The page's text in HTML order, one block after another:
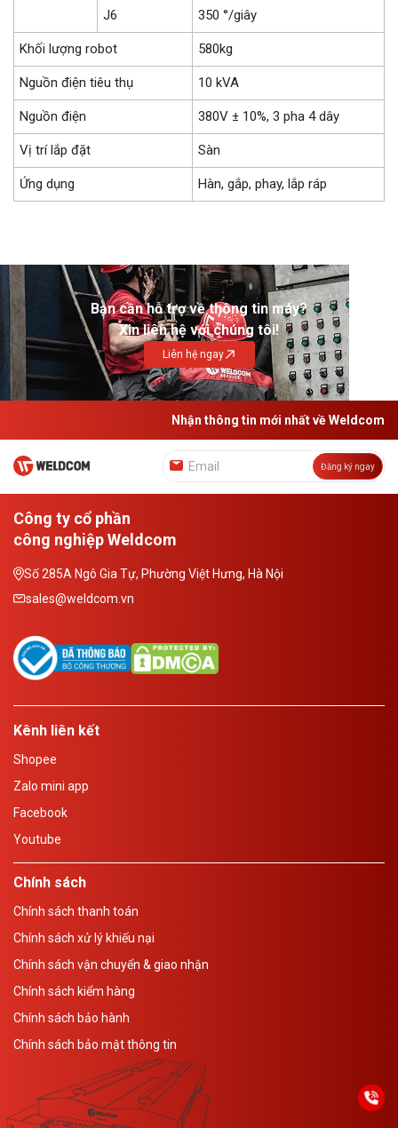
J6 350 °/giây
Khối lượng robot 580kg
Nguồn điện tiêu thụ 10 kVA
Nguồn điện 380V ± 10%, 3 pha 4 dây
Vị trí lắp đặt Sàn
Ứng dụng Hàn, gắp, phay, lắp ráp
Bạn cần hỗ trợ về thông tin máy?
Xin liên hệ với chúng tôi!
Liên hệ ngay
Nhận thông tin mới nhất về Weldcom
Đăng ký ngay
Công ty cổ phần
công nghiệp Weldcom
Số 285A Ngô Gia Tự, Phường Việt Hưng, Hà Nội
sales@weldcom.vn
Kênh liên kết
Shopee
Zalo mini app
Facebook
Youtube
Chính sách
Chính sách thanh toán
Chính sách xử lý khiếu nại
Chính sách vận chuyển & giao nhận
Chính sách kiểm hàng
Chính sách bảo hành
Chính sách bảo mật thông tin